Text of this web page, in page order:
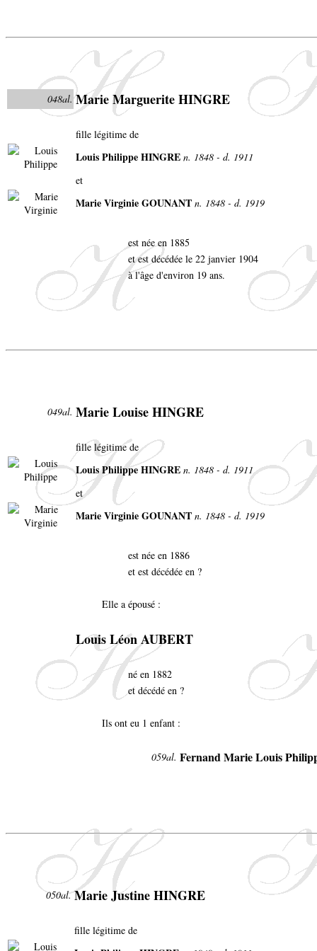
048al. Marie Marguerite HINGRE
fille légitime de
Louis Philippe HINGRE n. 1848 - d. 1911
et
Marie Virginie GOUNANT n. 1848 - d. 1919
est née en 1885
et est décédée le 22 janvier 1904
à l'âge d'environ 19 ans.
049al. Marie Louise HINGRE
fille légitime de
Louis Philippe HINGRE n. 1848 - d. 1911
et
Marie Virginie GOUNANT n. 1848 - d. 1919
est née en 1886
et est décédée en ?
Elle a épousé :
Louis Léon AUBERT
né en 1882
et décédé en ?
Ils ont eu 1 enfant :
059al. Fernand Marie Louis
050al. Marie Justine HINGRE
fille légitime de